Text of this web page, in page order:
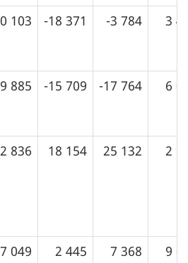
103 -18 371 -3 784 3
885 -15 709 -17 764 6
836 18 154 25 132 2
049 2 445 7 368 9